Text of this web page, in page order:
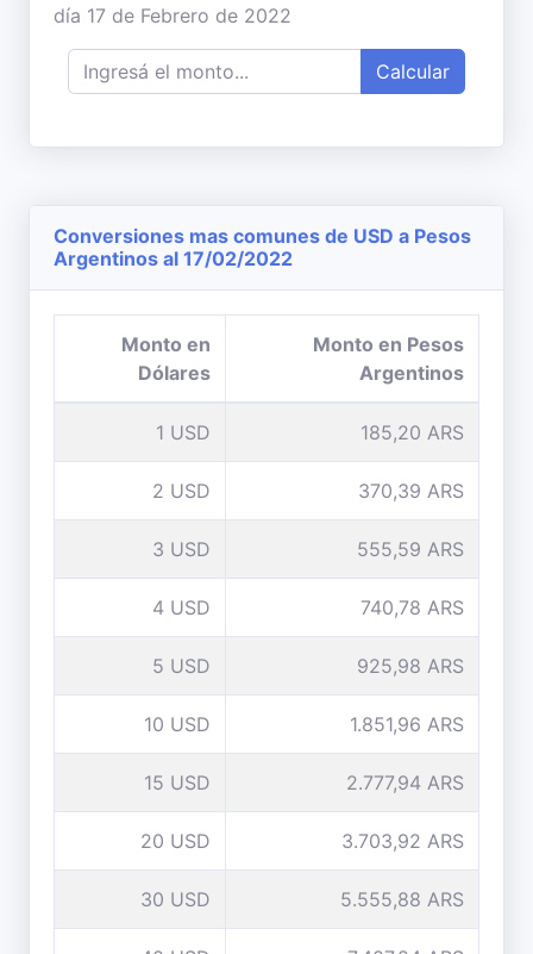
día 17 de Febrero de 2022
Calcular
Conversiones mas comunes de USD a Pesos
Argentinos al 17/02/2022
Monto en
Dólares
Monto en Pesos
Argentinos
1 USD 185,20 ARS
2 USD 370,39 ARS
3 USD 555,59 ARS
4 USD 740,78 ARS
5 USD 925,98 ARS
10 USD 1.851,96 ARS
15 USD 2.777,94 ARS
20 USD 3.703,92 ARS
30 USD 5.555,88 ARS